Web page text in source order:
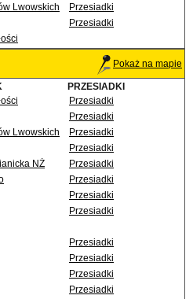
Lwowskich
Przesiadki
Przesiadki
Pokaż na mapie
PRZESIADKI
Przesiadki
Przesiadki
Lwowskich
Przesiadki
Przesiadki
NŻ
Przesiadki
Przesiadki
Przesiadki
Przesiadki
Przesiadki
Przesiadki
Przesiadki
Przesiadki